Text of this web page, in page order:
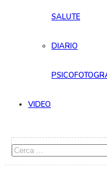
SALUTE
DIARIO
VIDEO
Cerca